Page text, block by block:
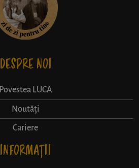
DESPRE NOI
Povestea LUCA
Noutăți
Cariere
INFORMAȚII